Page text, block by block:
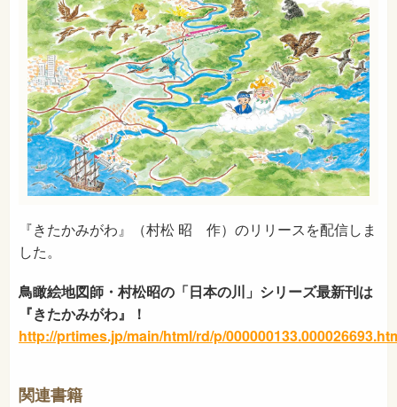
『きたかみがわ』（村松 昭 作）のリリースを配信しま
した。
鳥瞰絵地図師・村松昭の「日本の川」シリーズ最新刊は
『きたかみがわ』！
http://prtimes.jp/main/html/rd/p/
関連書籍